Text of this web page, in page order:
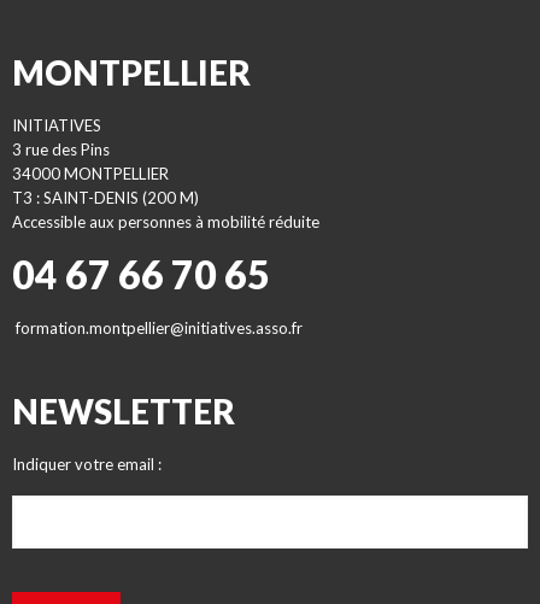
MONTPELLIER
INITIATIVES
3 rue des Pins
34000 MONTPELLIER
T3 : SAINT-DENIS (200 M)
Accessible aux personnes à mobilité réduite
04 67 66 70 65
formation.montpellier@initiatives.asso.fr
NEWSLETTER
Indiquer votre email :